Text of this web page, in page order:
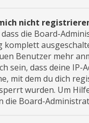
nicht
dass die Board-
komplett
Benutzer mehr
sein, dass deine IP-
mit dem du dich
wurden. Um
die Board-